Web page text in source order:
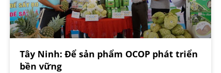
Tây Ninh: Để sản phẩm OCOP phát triển
bền vững